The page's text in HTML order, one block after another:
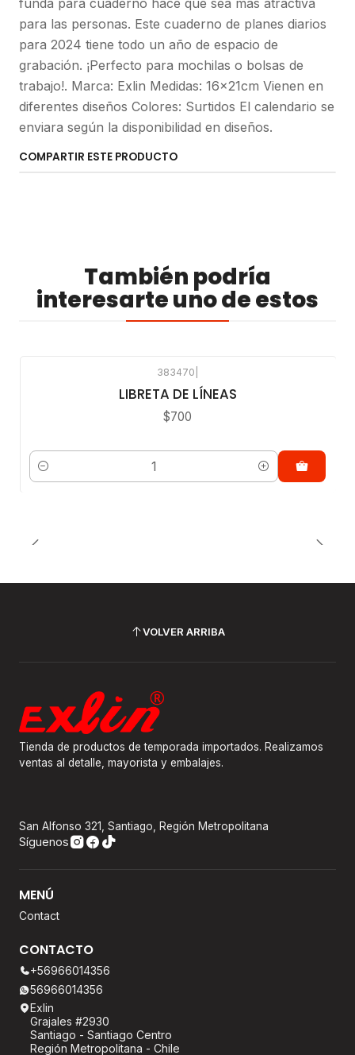
funda para cuaderno hace que sea más atractiva
para las personas. Este cuaderno de planes diarios
para 2024 tiene todo un año de espacio de
grabación. ¡Perfecto para mochilas o bolsas de
trabajo!. Marca: Exlin Medidas: 16x21cm Vienen en
diferentes diseños Colores: Surtidos El calendario se
enviara según la disponibilidad en diseños.
COMPARTIR ESTE PRODUCTO
También podría
interesarte uno de estos
383470
LIBRETA DE LÍNEAS
$700
Cantidad
VOLVER ARRIBA
Tienda de productos de temporada importados. Realizamos
ventas al detalle, mayorista y embalajes.
San Alfonso 321, Santiago, Región Metropolitana
Síguenos
MENÚ
Contact
CONTACTO
+56966014356
56966014356
Exlin
Grajales #2930
Santiago - Santiago Centro
Región Metropolitana - Chile